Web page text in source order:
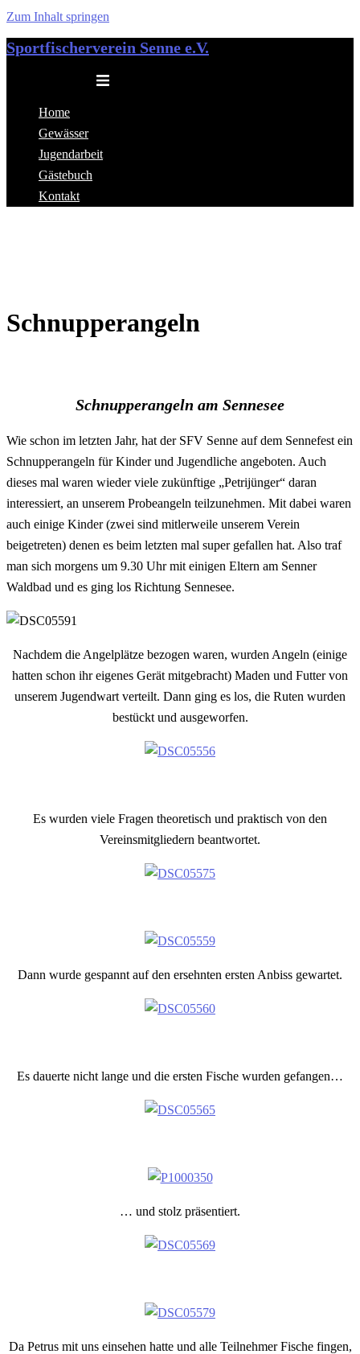
Zum Inhalt springen
Sportfischerverein Senne e.V.
Home
Gewässer
Jugendarbeit
Gästebuch
Kontakt
Schnupperangeln
Schnupperangeln am Sennesee
Wie schon im letzten Jahr, hat der SFV Senne auf dem Sennefest ein
Schnupperangeln für Kinder und Jugendliche angeboten. Auch
dieses mal waren wieder viele zukünftige „Petrijünger“ daran
interessiert, an unserem Probeangeln teilzunehmen. Mit dabei waren
auch einige Kinder (zwei sind mitlerweile unserem Verein
beigetreten) denen es beim letzten mal super gefallen hat. Also traf
man sich morgens um 9.30 Uhr mit einigen Eltern am Senner
Waldbad und es ging los Richtung Sennesee.
Nachdem die Angelplätze bezogen waren, wurden Angeln (einige
hatten schon ihr eigenes Gerät mitgebracht) Maden und Futter von
unserem Jugendwart verteilt. Dann ging es los, die Ruten wurden
bestückt und ausgeworfen.
Es wurden viele Fragen theoretisch und praktisch von den
Vereinsmitgliedern beantwortet.
Dann wurde gespannt auf den ersehnten ersten Anbiss gewartet.
Es dauerte nicht lange und die ersten Fische wurden gefangen…
… und stolz präsentiert.
Da Petrus mit uns einsehen hatte und alle Teilnehmer Fische fingen,